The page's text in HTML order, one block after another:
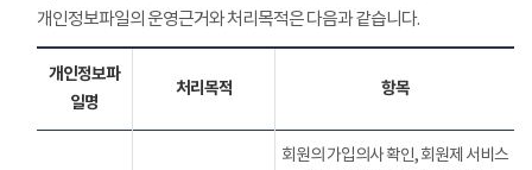
개인정보파일의 운영근거와 처리목적은 다음과 같습니다.
개인정보파
일명
처리목적 항목
회원의 가입의사 확인, 회원제 서비스